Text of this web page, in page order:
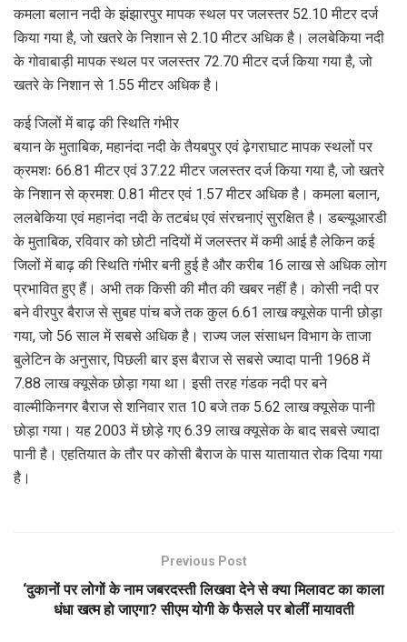
कमला बलान नदी के झंझारपुर मापक स्थल पर जलस्तर 52.10 मीटर दर्ज
किया गया है, जो खतरे के निशान से 2.10 मीटर अधिक है। ललबेकिया नदी
के गोवाबाड़ी मापक स्थल पर जलस्तर 72.70 मीटर दर्ज किया गया है, जो
खतरे के निशान से 1.55 मीटर अधिक है।
कई जिलों में बाढ़ की स्थिति गंभीर
बयान के मुताबिक, महानंदा नदी के तैयबपुर एवं ढ़ेगराघाट मापक स्थलों पर
क्रमशः 66.81 मीटर एवं 37.22 मीटर जलस्तर दर्ज किया गया है, जो खतरे
के निशान से क्रमश: 0.81 मीटर एवं 1.57 मीटर अधिक है। कमला बलान,
ललबेकिया एवं महानंदा नदी के तटबंध एवं संरचनाएं सुरक्षित है। डब्ल्यूआरडी
के मुताबिक, रविवार को छोटी नदियों में जलस्तर में कमी आई है लेकिन कई
जिलों में बाढ़ की स्थिति गंभीर बनी हुई है और करीब 16 लाख से अधिक लोग
प्रभावित हुए हैं। अभी तक किसी की मौत की खबर नहीं है। कोसी नदी पर
बने वीरपुर बैराज से सुबह पांच बजे तक कुल 6.61 लाख क्यूसेक पानी छोड़ा
गया, जो 56 साल में सबसे अधिक है। राज्य जल संसाधन विभाग के ताजा
बुलेटिन के अनुसार, पिछली बार इस बैराज से सबसे ज्यादा पानी 1968 में
7.88 लाख क्यूसेक छोड़ा गया था। इसी तरह गंडक नदी पर बने
वाल्मीकिनगर बैराज से शनिवार रात 10 बजे तक 5.62 लाख क्यूसेक पानी
छोड़ा गया। यह 2003 में छोड़े गए 6.39 लाख क्यूसेक के बाद सबसे ज्यादा
पानी है। एहतियात के तौर पर कोसी बैराज के पास यातायात रोक दिया गया
है।
Previous Post
‘दुकानों पर लोगों के नाम जबरदस्ती लिखवा देने से क्या मिलावट का काला
धंधा खत्म हो जाएगा? सीएम योगी के फैसले पर बोलीं मायावती